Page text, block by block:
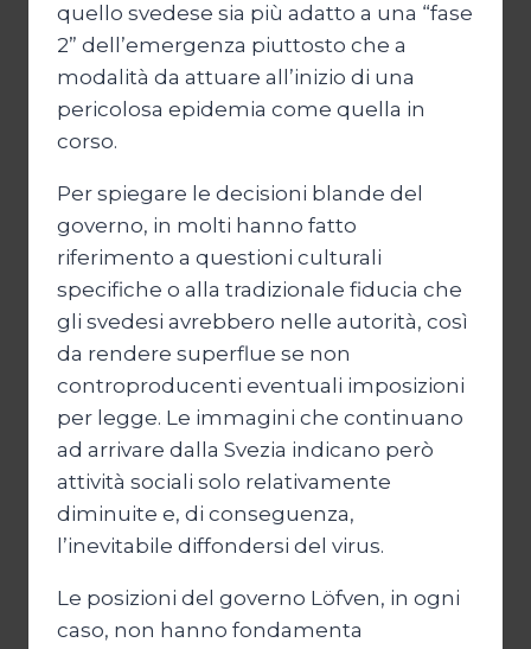
quello svedese sia più adatto a una “fase
2” dell’emergenza piuttosto che a
modalità da attuare all’inizio di una
pericolosa epidemia come quella in
corso.
Per spiegare le decisioni blande del
governo, in molti hanno fatto
riferimento a questioni culturali
specifiche o alla tradizionale fiducia che
gli svedesi avrebbero nelle autorità, così
da rendere superflue se non
controproducenti eventuali imposizioni
per legge. Le immagini che continuano
ad arrivare dalla Svezia indicano però
attività sociali solo relativamente
diminuite e, di conseguenza,
l’inevitabile diffondersi del virus.
Le posizioni del governo Löfven, in ogni
caso, non hanno fondamenta